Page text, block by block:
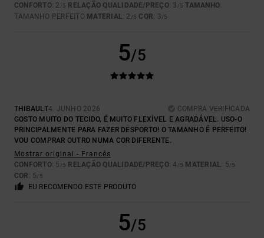
CONFORTO: 2 /5 RELAÇÃO QUALIDADE/PREÇO: 3 /5 TAMANHO:
TAMANHO PERFEITO MATERIAL: 2 /5 COR: 3/5
5/5
THIBAULT4. JUNHO 2026
COMPRA VERIFICADA
GOSTO MUITO DO TECIDO, É MUITO FLEXÍVEL E AGRADÁVEL. USO-O
PRINCIPALMENTE PARA FAZER DESPORTO! O TAMANHO É PERFEITO!
VOU COMPRAR OUTRO NUMA COR DIFERENTE.
Mostrar original - Francês
CONFORTO: 5 /5 RELAÇÃO QUALIDADE/PREÇO: 4 /5 MATERIAL: 5/5
COR : 5/5
EU RECOMENDO ESTE PRODUTO
5/5